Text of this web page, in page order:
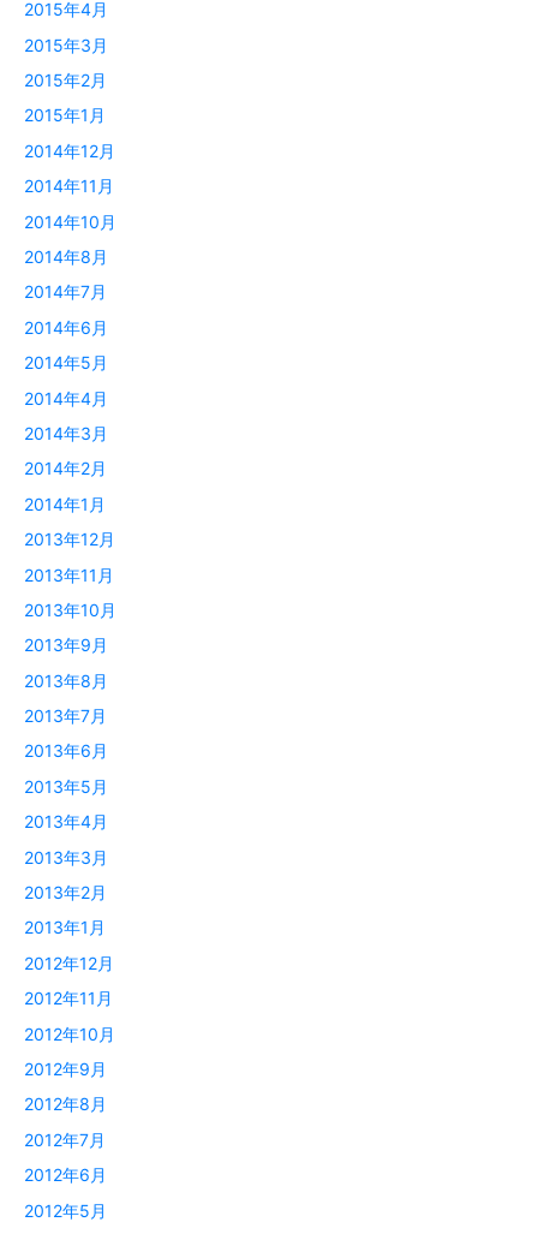
2015年4月
2015年3月
2015年2月
2015年1月
2014年12月
2014年11月
2014年10月
2014年8月
2014年7月
2014年6月
2014年5月
2014年4月
2014年3月
2014年2月
2014年1月
2013年12月
2013年11月
2013年10月
2013年9月
2013年8月
2013年7月
2013年6月
2013年5月
2013年4月
2013年3月
2013年2月
2013年1月
2012年12月
2012年11月
2012年10月
2012年9月
2012年8月
2012年7月
2012年6月
2012年5月